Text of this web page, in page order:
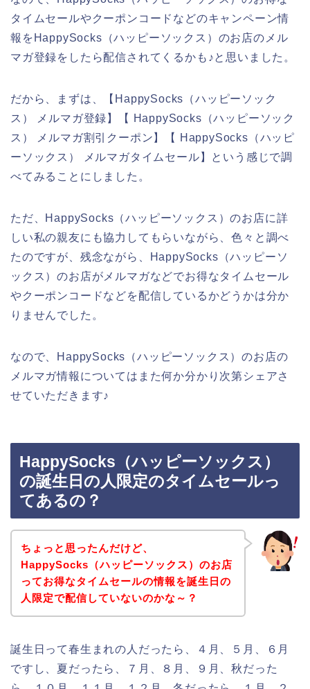
タイムセールやクーポンコードなどのキャンペーン情
報をHappySocks（ハッピーソックス）のお店のメル
マガ登録をしたら配信されてくるかも♪と思いました。
だから、まずは、【HappySocks（ハッピーソック
ス） メルマガ登録】【 HappySocks（ハッピーソック
ス） メルマガ割引クーポン】【 HappySocks（ハッピ
ーソックス） メルマガタイムセール】という感じで調
べてみることにしました。
ただ、HappySocks（ハッピーソックス）のお店に詳
しい私の親友にも協力してもらいながら、色々と調べ
たのですが、残念ながら、HappySocks（ハッピーソ
ックス）のお店がメルマガなどでお得なタイムセール
やクーポンコードなどを配信しているかどうかは分か
りませんでした。
なので、HappySocks（ハッピーソックス）のお店の
メルマガ情報についてはまた何か分かり次第シェアさ
せていただきます♪
HappySocks（ハッピーソックス）
の誕生日の人限定のタイムセールっ
てあるの？
ちょっと思ったんだけど、
HappySocks（ハッピーソックス）のお店
ってお得なタイムセールの情報を誕生日の
人限定で配信していないのかな～？
誕生日って春生まれの人だったら、４月、５月、６月
ですし、夏だったら、７月、８月、９月、秋だった